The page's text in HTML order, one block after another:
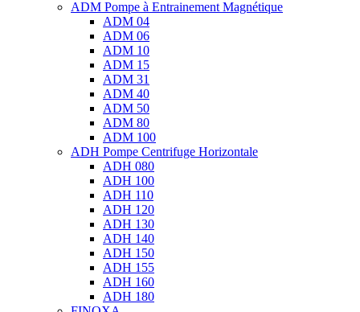
ADM Pompe à Entrainement Magnétique
ADM 04
ADM 06
ADM 10
ADM 15
ADM 31
ADM 40
ADM 50
ADM 80
ADM 100
ADH Pompe Centrifuge Horizontale
ADH 080
ADH 100
ADH 110
ADH 120
ADH 130
ADH 140
ADH 150
ADH 155
ADH 160
ADH 180